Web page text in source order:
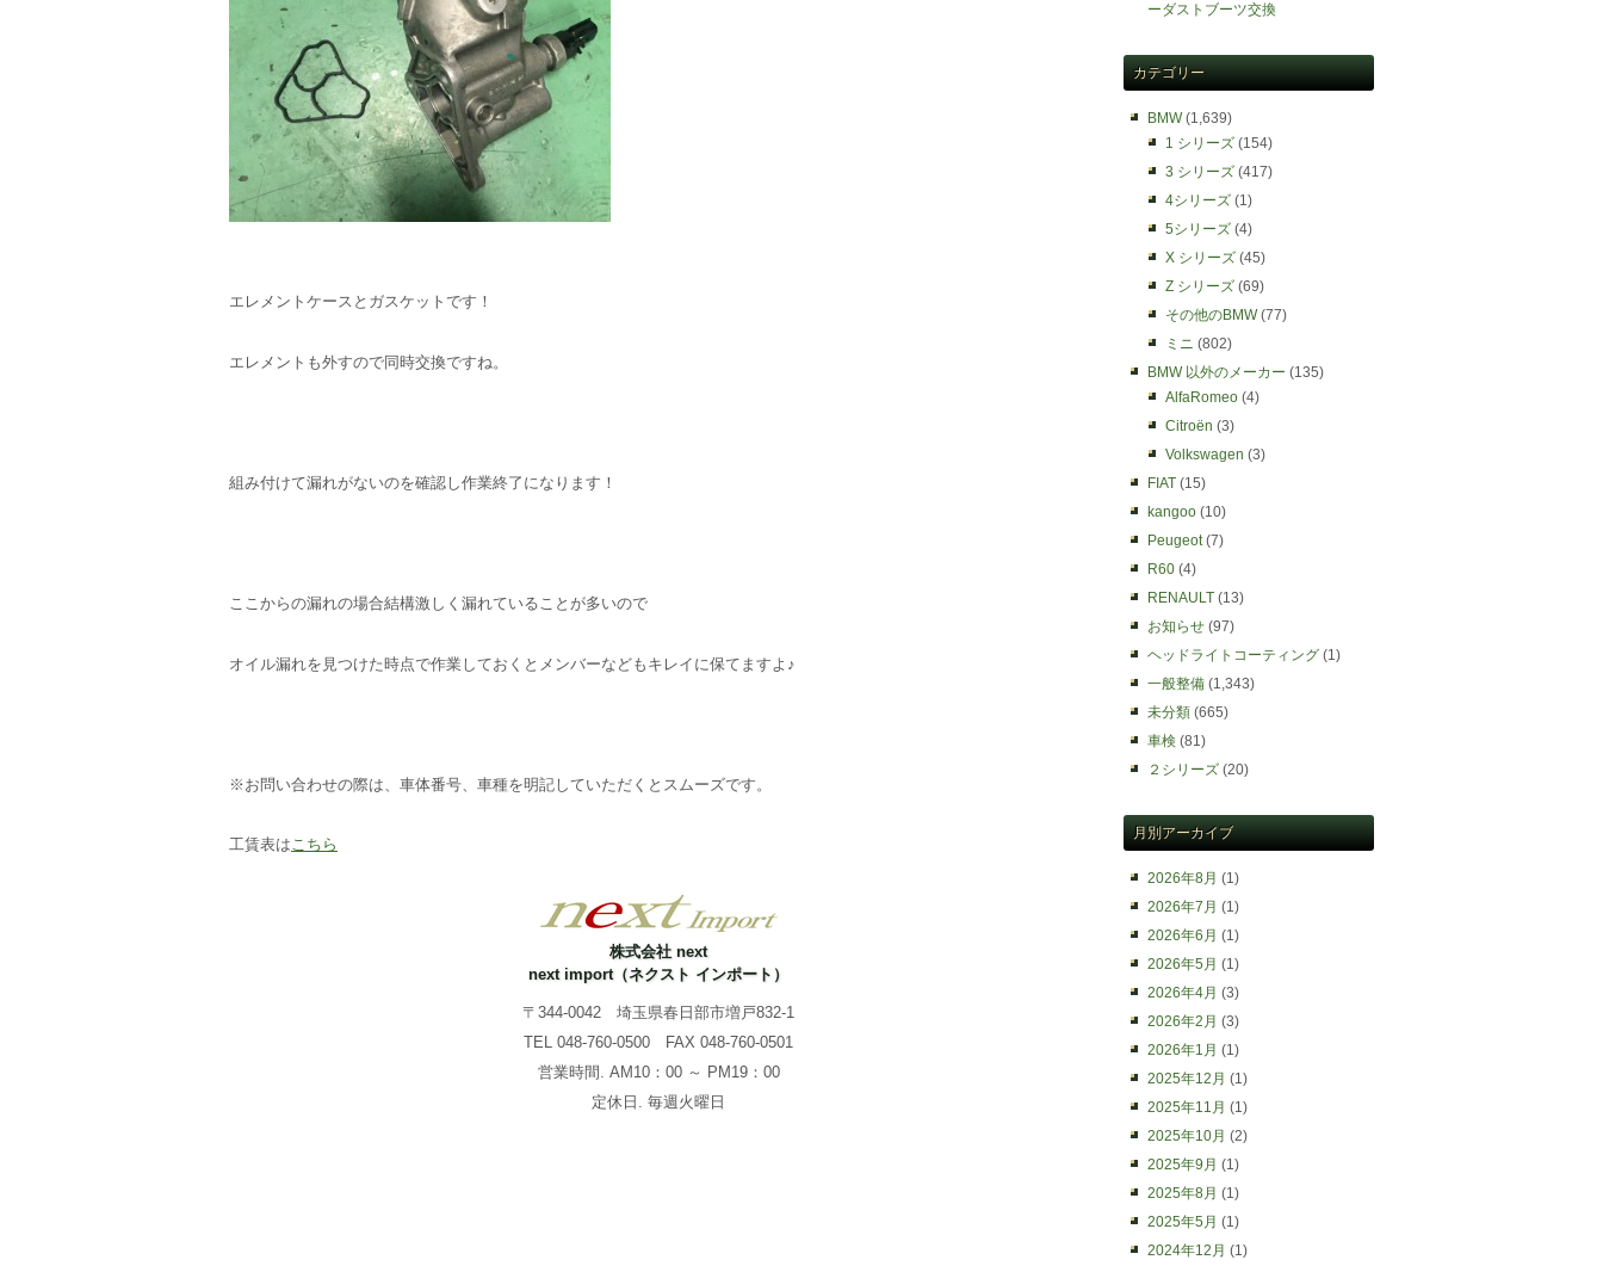
エレメントケースとガスケットです！
エレメントも外すので同時交換ですね。
組み付けて漏れがないのを確認し作業終了になります！
ここからの漏れの場合結構激しく漏れていることが多いので
オイル漏れを見つけた時点で作業しておくとメンバーなどもキレイに保てますよ♪
※お問い合わせの際は、車体番号、車種を明記していただくとスムーズです。
工賃表はこちら
株式会社 next
next import（ネクスト インポート）
〒344-0042 埼玉県春日部市増戸832-1
TEL 048-760-0500 FAX 048-760-0501
営業時間. AM10：00 ～ PM19：00
定休日. 毎週火曜日
ーダストブーツ交換
カテゴリー
BMW(1,639)
1 シリーズ (154)
3 シリーズ (417)
4シリーズ (1)
5シリーズ (4)
X シリーズ (45)
Z シリーズ (69)
その他のBMW(77)
ミニ (802)
BMW 以外のメーカー (135)
AlfaRomeo (4)
Citroën (3)
Volkswagen (3)
FIAT (15)
kangoo (10)
Peugeot(7)
R60 (4)
RENAULT (13)
お知らせ (97)
ヘッドライトコーティング (1)
一般整備 (1,343)
未分類 (665)
車検 (81)
２シリーズ (20)
月別アーカイブ
2026年8月 (1)
2026年7月 (1)
2026年6月 (1)
2026年5月 (1)
2026年4月 (3)
2026年2月 (3)
2026年1月 (1)
2025年12月 (1)
2025年11月 (1)
2025年10月 (2)
2025年9月 (1)
2025年8月 (1)
2025年5月 (1)
2024年12月 (1)